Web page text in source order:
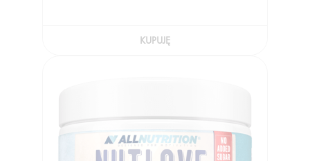
KUPUJĘ